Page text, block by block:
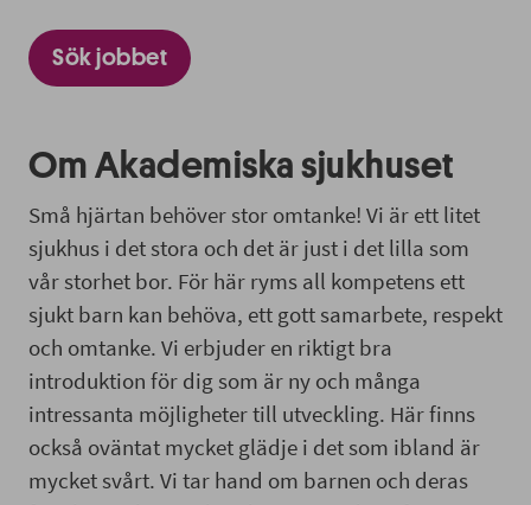
Sök jobbet
Om Akademiska sjukhuset
Små hjärtan behöver stor omtanke! Vi är ett litet
sjukhus i det stora och det är just i det lilla som
vår storhet bor. För här ryms all kompetens ett
sjukt barn kan behöva, ett gott samarbete, respekt
och omtanke. Vi erbjuder en riktigt bra
introduktion för dig som är ny och många
intressanta möjligheter till utveckling. Här finns
också oväntat mycket glädje i det som ibland är
mycket svårt. Vi tar hand om barnen och deras